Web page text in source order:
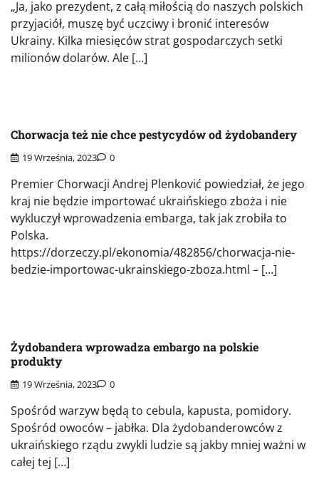
„Ja, jako prezydent, z całą miłością do naszych polskich
przyjaciół, muszę być uczciwy i bronić interesów
Ukrainy. Kilka miesięców strat gospodarczych setki
milionów dolarów. Ale […]
Chorwacja też nie chce pestycydów od żydobandery
19 Września, 2023 0
Premier Chorwacji Andrej Plenković powiedział, że jego
kraj nie będzie importować ukraińskiego zboża i nie
wykluczył wprowadzenia embarga, tak jak zrobiła to
Polska.
https://dorzeczy.pl/ekonomia/482856/chorwacja-nie-
bedzie-importowac-ukrainskiego-zboza.html – […]
Żydobandera wprowadza embargo na polskie
produkty
19 Września, 2023 0
Spośród warzyw będą to cebula, kapusta, pomidory.
Spośród owoców – jabłka. Dla żydobanderowców z
ukraińskiego rządu zwykli ludzie są jakby mniej ważni w
całej tej […]